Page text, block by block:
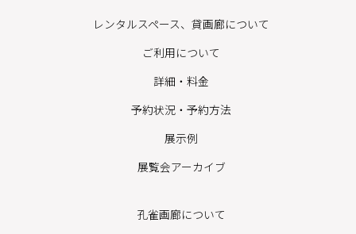
レンタルスペース、貸画廊について
ご利用について
詳細・料金
予約状況・予約方法
展示例
展覧会アーカイブ
孔雀画廊について